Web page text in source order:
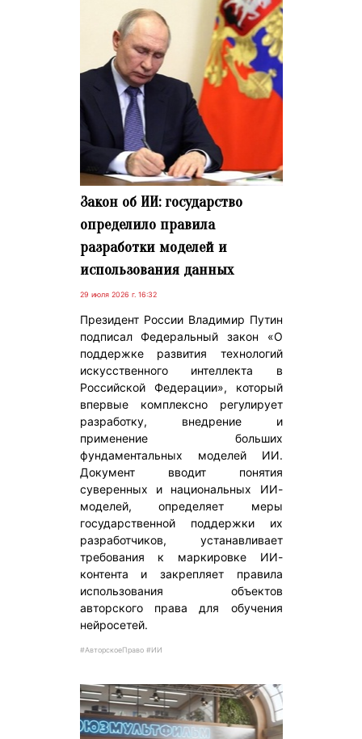
Закон об ИИ: государство
определило правила
разработки моделей и
использования данных
29 июля 2026 г. 16:32
Президент России Владимир Путин
подписал Федеральный закон «О
поддержке развития технологий
искусственного интеллекта в
Российской Федерации», который
впервые комплексно регулирует
разработку, внедрение и
применение больших
фундаментальных моделей ИИ.
Документ вводит понятия
суверенных и национальных ИИ-
моделей, определяет меры
государственной поддержки их
разработчиков, устанавливает
требования к маркировке ИИ-
контента и закрепляет правила
использования объектов
авторского права для обучения
нейросетей.
#АвторскоеПраво #ИИ